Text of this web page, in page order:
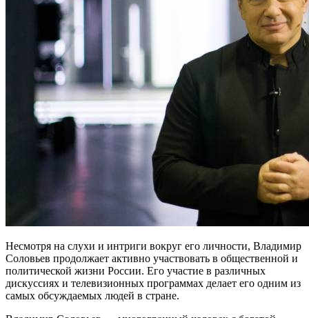
Несмотря на слухи и интриги вокруг его личности, Владимир
Соловьев продолжает активно участвовать в общественной и
политической жизни России. Его участие в различных
дискуссиях и телевизионных программах делает его одним из
самых обсуждаемых людей в стране.